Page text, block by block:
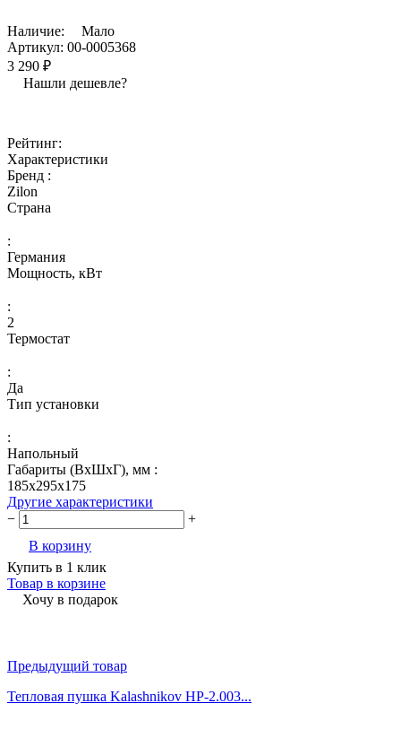
Наличие:
Мало
Артикул: 00-0005368
3 290 ₽
Нашли дешевле?
Рейтинг:
Характеристики
Бренд :
Zilon
Страна
:
Германия
Мощность, кВт
:
2
Термостат
:
Да
Тип установки
:
Напольный
Габариты (ВхШхГ), мм :
185х295х175
Другие характеристики
−
+
В корзину
Купить в 1 клик
Товар в корзине
Хочу в подарок
Предыдущий товар
Тепловая пушка Kalashnikov HP-2.003...